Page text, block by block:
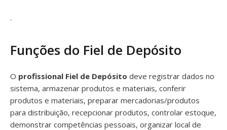
.
Funções do Fiel de Depósito
O profissional Fiel de Depósito deve registrar dados no
sistema, armazenar produtos e materiais, conferir
produtos e materiais, preparar mercadorias/produtos
para distribuição, recepcionar produtos, controlar estoque,
demonstrar competências pessoais, organizar local de